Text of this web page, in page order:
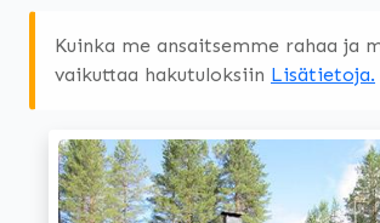
Kuinka me ansaitsemme rahaa ja
vaikuttaa hakutuloksiin Lisätietoja.